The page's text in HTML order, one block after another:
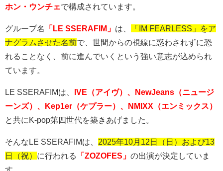
ホン・ウンチェで構成されています。
グループ名 「LE SSERAFIM」 は、
「IM FEARLESS」をア
ナグラムさせた名前で、世間からの視線に惑わされずに恐
れることなく、前に進んでいくという強い意志が込められ
ています。
LE SSERAFIMは、 IVE（アイヴ）
、NewJeans（ニュージ
ーンズ）、Kep1er（ケプラー）、NMIXX（エンミックス）
と共にK-pop第四世代を築きあげました。
そんなLE SSERAFIMは、 2025年10月12日（日）および13
日（祝） に行われる 「ZOZOFES」 の出演が決定していま